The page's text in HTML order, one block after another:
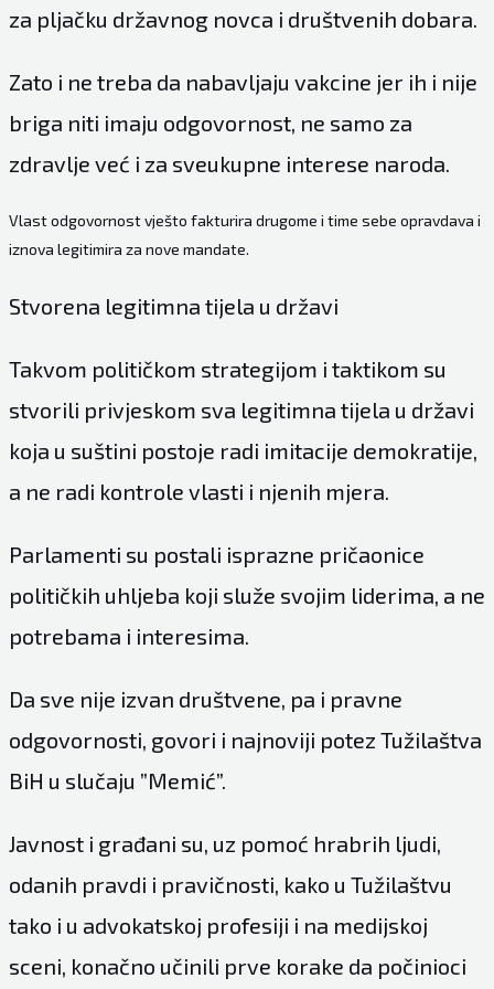
za pljačku državnog novca i društvenih dobara.
Zato i ne treba da nabavljaju vakcine jer ih i nije
briga niti imaju odgovornost, ne samo za
zdravlje već i za sveukupne interese naroda.
Vlast odgovornost vješto fakturira drugome i time sebe opravdava i
iznova legitimira za nove mandate.
Stvorena legitimna tijela u državi
Takvom političkom strategijom i taktikom su
stvorili privjeskom sva legitimna tijela u državi
koja u suštini postoje radi imitacije demokratije,
a ne radi kontrole vlasti i njenih mjera.
Parlamenti su postali isprazne pričaonice
političkih uhljeba koji služe svojim liderima, a ne
potrebama i interesima.
Da sve nije izvan društvene, pa i pravne
odgovornosti, govori i najnoviji potez Tužilaštva
BiH u slučaju ”Memić”.
Javnost i građani su, uz pomoć hrabrih ljudi,
odanih pravdi i pravičnosti, kako u Tužilaštvu
tako i u advokatskoj profesiji i na medijskoj
sceni, konačno učinili prve korake da počinioci